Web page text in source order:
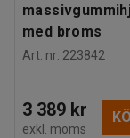
med broms
Art. nr: 223842
3 389 kr
exkl. moms